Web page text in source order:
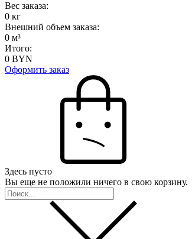
Вес заказа:
0 кг
Внешний объем заказа:
0 м³
Итого:
0 BYN
Оформить заказ
Здесь пусто
Вы еще не положили ничего в свою корзину.